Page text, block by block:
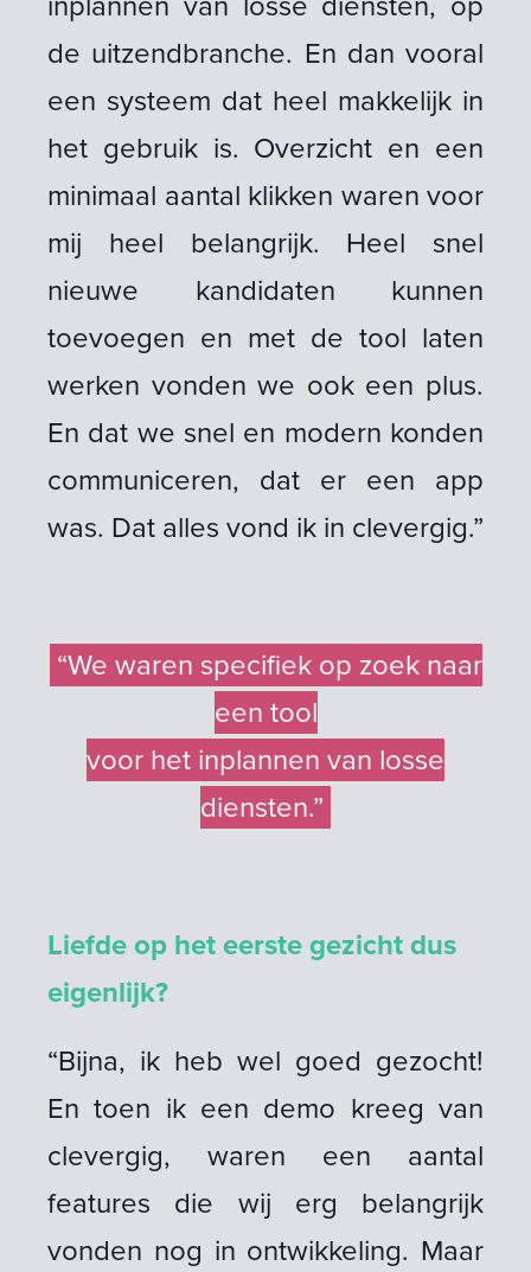
de uitzendbranche. En dan vooral
een systeem dat heel makkelijk in
het gebruik is. Overzicht en een
minimaal aantal klikken waren voor
mij heel belangrijk. Heel snel
nieuwe kandidaten kunnen
toevoegen en met de tool laten
werken vonden we ook een plus.
En dat we snel en modern konden
communiceren, dat er een app
was. Dat alles vond ik in clevergig.”
“We waren specifiek op zoek naar
een tool
voor het inplannen van losse
diensten.”
Liefde op het eerste gezicht dus
eigenlijk?
“Bijna, ik heb wel goed gezocht!
En toen ik een demo kreeg van
clevergig, waren een aantal
features die wij erg belangrijk
vonden nog in ontwikkeling. Maar